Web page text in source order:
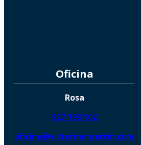
Oficina
Rosa
927 193 102
oficina@victorinomartin.com